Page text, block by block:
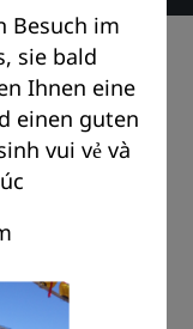
|Datenschutz
Besuch im
sie bald
Ihnen eine
einen guten
vui vẻ và